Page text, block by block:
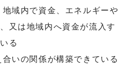
域内で資金、エネルギーや
又は地域内へ資金が流入す
る
いの関係が構築できている